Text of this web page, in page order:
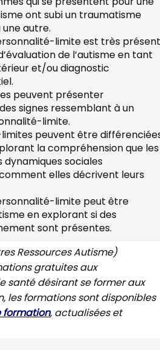
ont subi un traumatisme
autre.
limite est très présent
de l’autisme en tant
et/ou diagnostic
peuvent présenter
signes ressemblant à un
limite.
peuvent être
la compréhension que les
sociales
elles décrivent leurs
limite peut être
en explorant si des
sont présentes.
Ressources Autisme)
gratuites aux
santé désirant se former aux
les formations sont disponibles
formation, actualisées et